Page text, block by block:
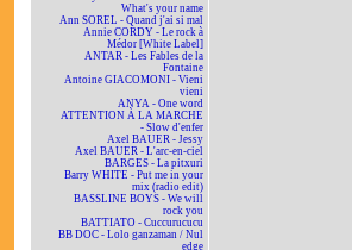
What's your name
Ann SOREL - Quand j'ai si mal
Annie CORDY - Le rock à
Médor [White Label]
ANTAR - Les Fables de la
Fontaine
Antoine GIACOMONI - Vieni
vieni
ANYA - One word
ATTENTION À LA MARCHE
- Slow d'enfer
Axel BAUER - Jessy
Axel BAUER - L'arc-en-ciel
BARGES - La pitxuri
Barry WHITE - Put me in your
mix (radio edit)
BASSLINE BOYS - We will
rock you
BATTIATO - Cuccurucucu
BB DOC - Lolo ganzaman / Nul
edge